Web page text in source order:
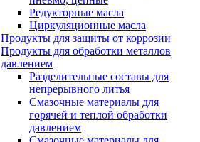
Редукторные масла
Циркуляционные масла
Продукты для защиты от коррозии
Продукты для обработки металлов
давлением
Разделительные составы для
непрерывного литья
Смазочные материалы для
горячей и теплой обработки
давлением